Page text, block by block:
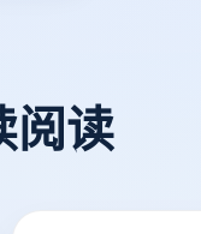
阅读